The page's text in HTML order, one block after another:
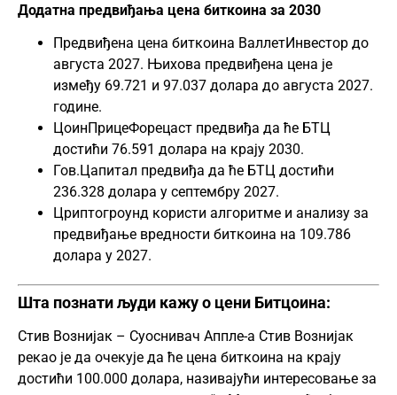
Додатна предвиђања цена биткоина за 2030
Предвиђена цена биткоина ВаллетИнвестор до
августа 2027. Њихова предвиђена цена је
између 69.721 и 97.037 долара до августа 2027.
године.
ЦоинПрицеФорецаст предвиђа да ће БТЦ
достићи 76.591 долара на крају 2030.
Гов.Цапитал предвиђа да ће БТЦ достићи
236.328 долара у септембру 2027.
Цриптогроунд користи алгоритме и анализу за
предвиђање вредности биткоина на 109.786
долара у 2027.
Шта познати људи кажу о цени Битцоина:
Стив Вознијак – Суоснивач Аппле-а Стив Вознијак
рекао је да очекује да ће цена биткоина на крају
достићи 100.000 долара, називајући интересовање за